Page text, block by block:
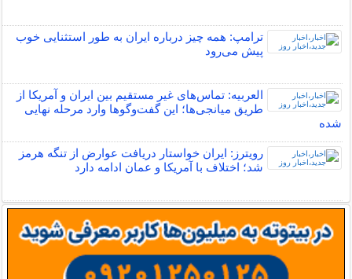
ترامپ: همه چیز درباره ایران به طور استثنایی خوب
پیش می‌رود
العربیه: تماس‌های غیر مستقیم بین ایران و آمریکا از
طریق میانجی‌ها؛ این گفت‌و‌گو‌ها وارد مرحله نهایی
شده
رویترز: ایران خواستار دریافت عوارض از تنگه هرمز
شد؛ اختلاف با آمریکا و عمان ادامه دارد